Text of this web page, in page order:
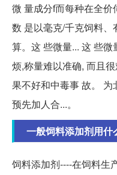
微 量成分f而每种在全
数 是以毫克/千克饲料
算。这 些微量... 这 些
烦,称量难以准确, 而且
果不好和中毒事 故。
预先加人合...。
一般饲料添加剂用什
饲料添加剂----在饲料生